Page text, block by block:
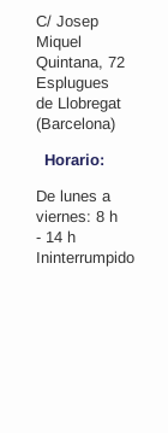
C/ Josep
Miquel
Quintana, 72
Esplugues
de Llobregat
(Barcelona)
Horario:
De lunes a
viernes: 8 h
- 14 h
Ininterrumpido